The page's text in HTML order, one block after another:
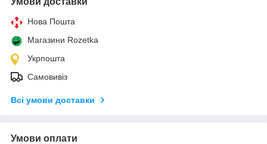
Нова Пошта
Магазини Rozetka
Укрпошта
Самовивіз
Всі умови доставки
Умови оплати